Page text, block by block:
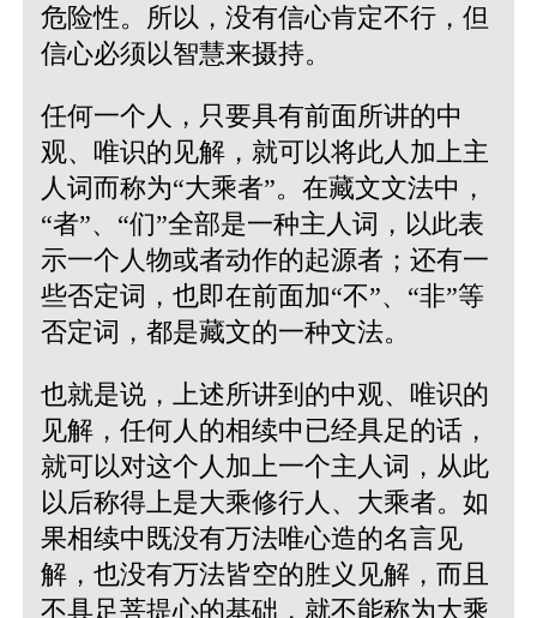
危险性。所以，没有信心肯定不行，但
信心必须以智慧来摄持。
任何一个人，只要具有前面所讲的中
观、唯识的见解，就可以将此人加上主
人词而称为“大乘者”。在藏文文法中，
“者”、“们”全部是一种主人词，以此表
示一个人物或者动作的起源者；还有一
些否定词，也即在前面加“不”、“非”等
否定词，都是藏文的一种文法。
也就是说，上述所讲到的中观、唯识的
见解，任何人的相续中已经具足的话，
就可以对这个人加上一个主人词，从此
以后称得上是大乘修行人、大乘者。如
果相续中既没有万法唯心造的名言见
解，也没有万法皆空的胜义见解，而且
不具足菩提心的基础，就不能称为大乘